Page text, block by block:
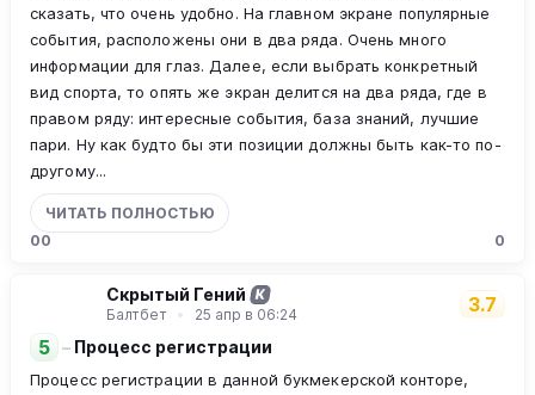
сказать, что очень удобно. На главном экране популярные
события, расположены они в два ряда. Очень много
информации для глаз. Далее, если выбрать конкретный
вид спорта, то опять же экран делится на два ряда, где в
правом ряду: интересные события, база знаний, лучшие
пари. Ну как будто бы эти позиции должны быть как-то по-
другому...
ЧИТАТЬ ПОЛНОСТЬЮ
00 0
Скрытый Гений К
Балтбет 25 апр в 06:24
3.7
5 – Процесс регистрации
Процесс регистрации в данной букмекерской конторе,